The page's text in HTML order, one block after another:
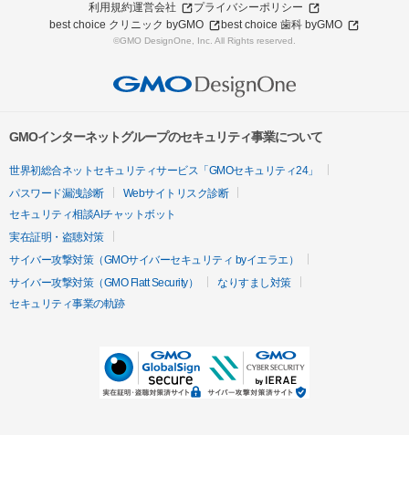
利用規約運営会社
プライバシーポリシー
best choice クリニック byGMO
best choice 歯科 byGMO
©GMO DesignOne, Inc. All Rights reserved.
GMOインターネットグループのセキュリティ事業について
世界初総合ネットセキュリティサービス「GMOセキュリティ24」
パスワード漏洩診断
Webサイトリスク診断
セキュリティ相談AIチャットボット
実在証明・盗聴対策
サイバー攻撃対策（GMOサイバーセキュリティ byイエラエ）
サイバー攻撃対策（GMO Flatt Security）
なりすまし対策
セキュリティ事業の軌跡